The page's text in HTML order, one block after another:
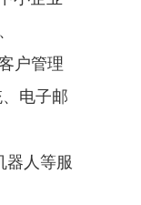
户管理
电子邮
人等服